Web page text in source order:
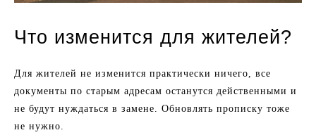
Что изменится для жителей?
Для жителей не изменится практически ничего, все
документы по старым адресам останутся действенными и
не будут нуждаться в замене. Обновлять прописку тоже
не нужно.